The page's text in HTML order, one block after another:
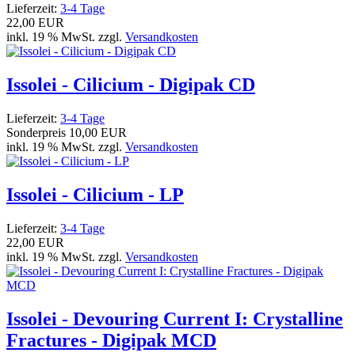
Lieferzeit: 3-4 Tage
22,00 EUR
inkl. 19 % MwSt. zzgl. Versandkosten
Issolei - Cilicium - Digipak CD
Lieferzeit: 3-4 Tage
Sonderpreis 10,00 EUR
inkl. 19 % MwSt. zzgl. Versandkosten
Issolei - Cilicium - LP
Lieferzeit: 3-4 Tage
22,00 EUR
inkl. 19 % MwSt. zzgl. Versandkosten
Issolei - Devouring Current I: Crystalline
Fractures - Digipak MCD